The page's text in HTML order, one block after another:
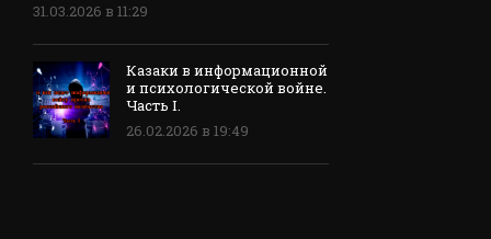
31.03.2026 в 11:29
Казаки в информационной
и психологической войне.
Часть I.
26.02.2026 в 19:49